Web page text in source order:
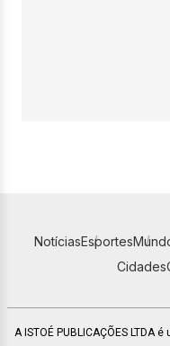
NotíciasEsportes
Cidades
A ISTOÉ PUBLICAÇÕES